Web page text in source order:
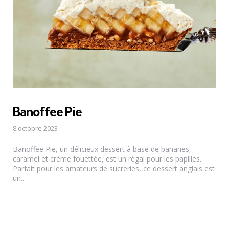
Banoffee Pie
8 octobre 2023
Banoffee Pie, un délicieux dessert à base de bananes,
caramel et crème fouettée, est un régal pour les papilles.
Parfait pour les amateurs de sucreries, ce dessert anglais est
un...